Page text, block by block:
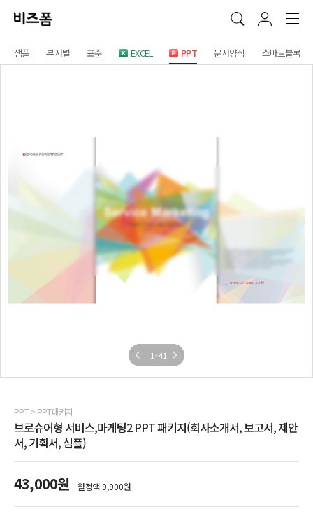
샘플 부서별 표준 EXCEL PPT 문서양식 스마트블록
1-41
PPT> PPT패키지
브로슈어형 서비스,마케팅2 PPT 패키지(회사소개서, 보고서, 제안
서, 기획서, 심플)
43,000원 월정액9,900원